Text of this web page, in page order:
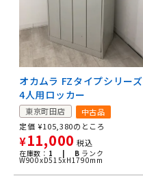
オカムラ FZタイプシリーズ
4人用ロッカー
東京町田店
中古品
定価 ¥105,380のところ
¥11,000 税込
在庫数： 1 | B ランク
W900xD515xH1790mm